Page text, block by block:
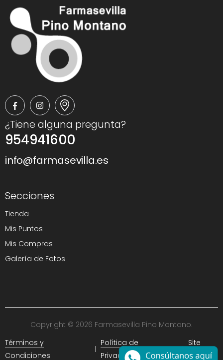
¿Tiene alguna pregunta?
954941600
info@farmasevilla.es
Secciones
Tienda
Mis Puntos
Mis Compras
Galería de Fotos
Copyright © 2026 Farmasevilla Pino Montano.
Términos y
Condiciones
Política de
Privacidad
Site
Map